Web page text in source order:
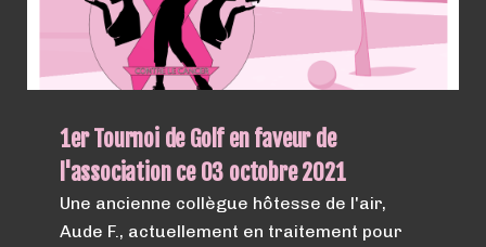
1er Tournoi de Golf en faveur de
l'association ce 03 octobre 2021
Une ancienne collègue hôtesse de l'air,
Aude F., actuellement en traitement pour